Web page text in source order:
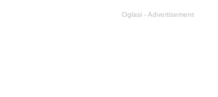
Oglasi - Advertisement